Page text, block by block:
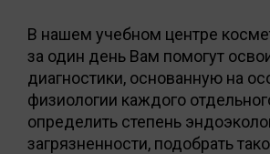
В нашем учебном центре
за один день Вам помогут
диагностики, основанную на
физиологии каждого
определить степень
загрязненности, подобрать